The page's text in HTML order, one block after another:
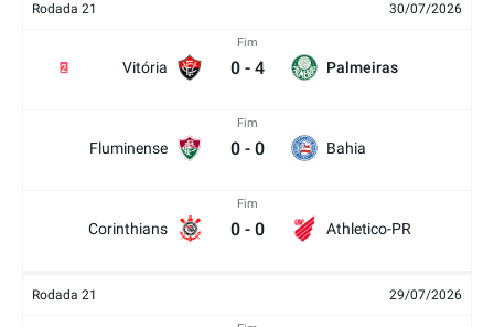
Rodada 21 30/07/2026
Vitória
2
Fim
0 - 4 Palmeiras
Fluminense
Fim
0 - 0 Bahia
Corinthians
Fim
0 - 0 Athletico-PR
Rodada 21 29/07/2026